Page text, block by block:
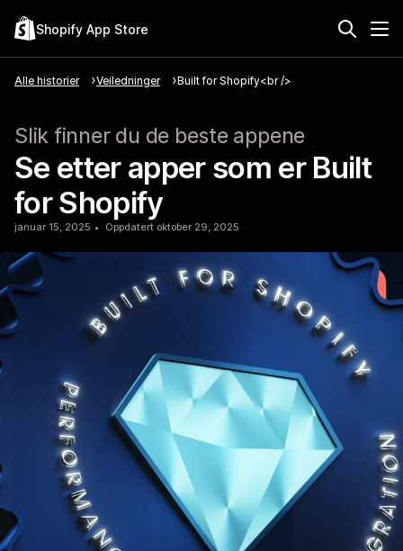
Shopify App Store
Alle historier Veiledninger Built for Shopify<br />
Slik finner du de beste appene
Se etter apper som er Built
for Shopify
januar 15, 2025 Oppdatert oktober 29, 2025